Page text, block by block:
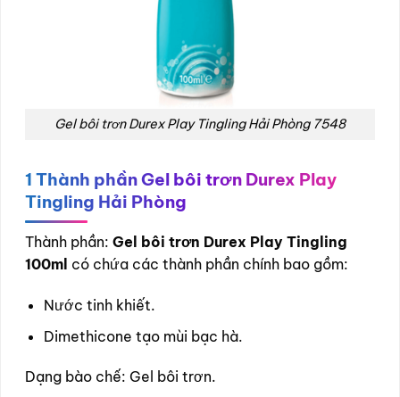
Gel bôi trơn Durex Play Tingling Hải Phòng 7548
1 Thành phần Gel bôi trơn Durex Play
Tingling Hải Phòng
Thành phần: Gel bôi trơn Durex Play Tingling
100ml có chứa các thành phần chính bao gồm:
Nước tinh khiết.
Dimethicone tạo mùi bạc hà.
Dạng bào chế: Gel bôi trơn.